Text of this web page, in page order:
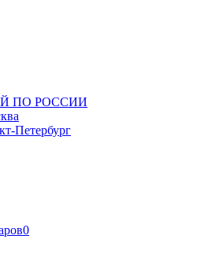
ПО РОССИИ
Петербург
0